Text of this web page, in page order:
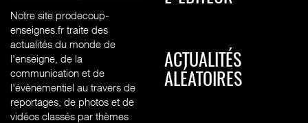
Notre site prodecoup-
enseignes.fr traite des
actualités du monde de
l'enseigne, de la
communication et de
l'évènementiel au travers de
reportages, de photos et de
vidéos classés par thèmes
ACTUALITÉS
ALÉATOIRES